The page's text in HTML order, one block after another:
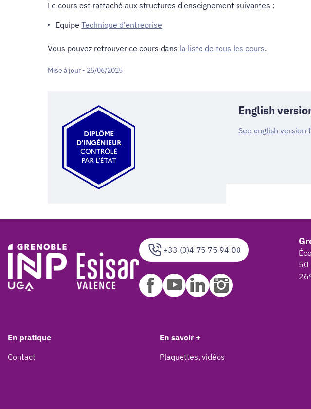
Le cours est rattaché aux structures d'enseignement suivantes :
Equipe Technique d'entreprise
Vous pouvez retrouver ce cours dans la liste de tous les cours.
Mise à jour - 25/06/2015
English
See english version
+33 (0)4 75 75 94 00
50
En pratique
Contact
En savoir +
Plaquettes, vidéos